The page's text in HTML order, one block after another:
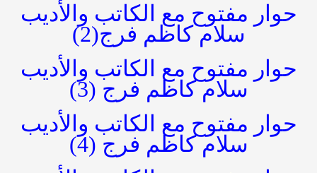
حوار مفتوح مع الكاتب والأديب
سلام كاظم فرج(2)
حوار مفتوح مع الكاتب والأديب
سلام كاظم فرج (3)
حوار مفتوح مع الكاتب والأديب
سلام كاظم فرج (4)